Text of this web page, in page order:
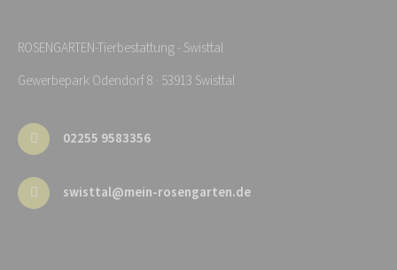
ROSENGARTEN-Tierbestattung - Swisttal
Gewerbepark Odendorf 8 · 53913 Swisttal
02255 9583356
swisttal@mein-rosengarten.de